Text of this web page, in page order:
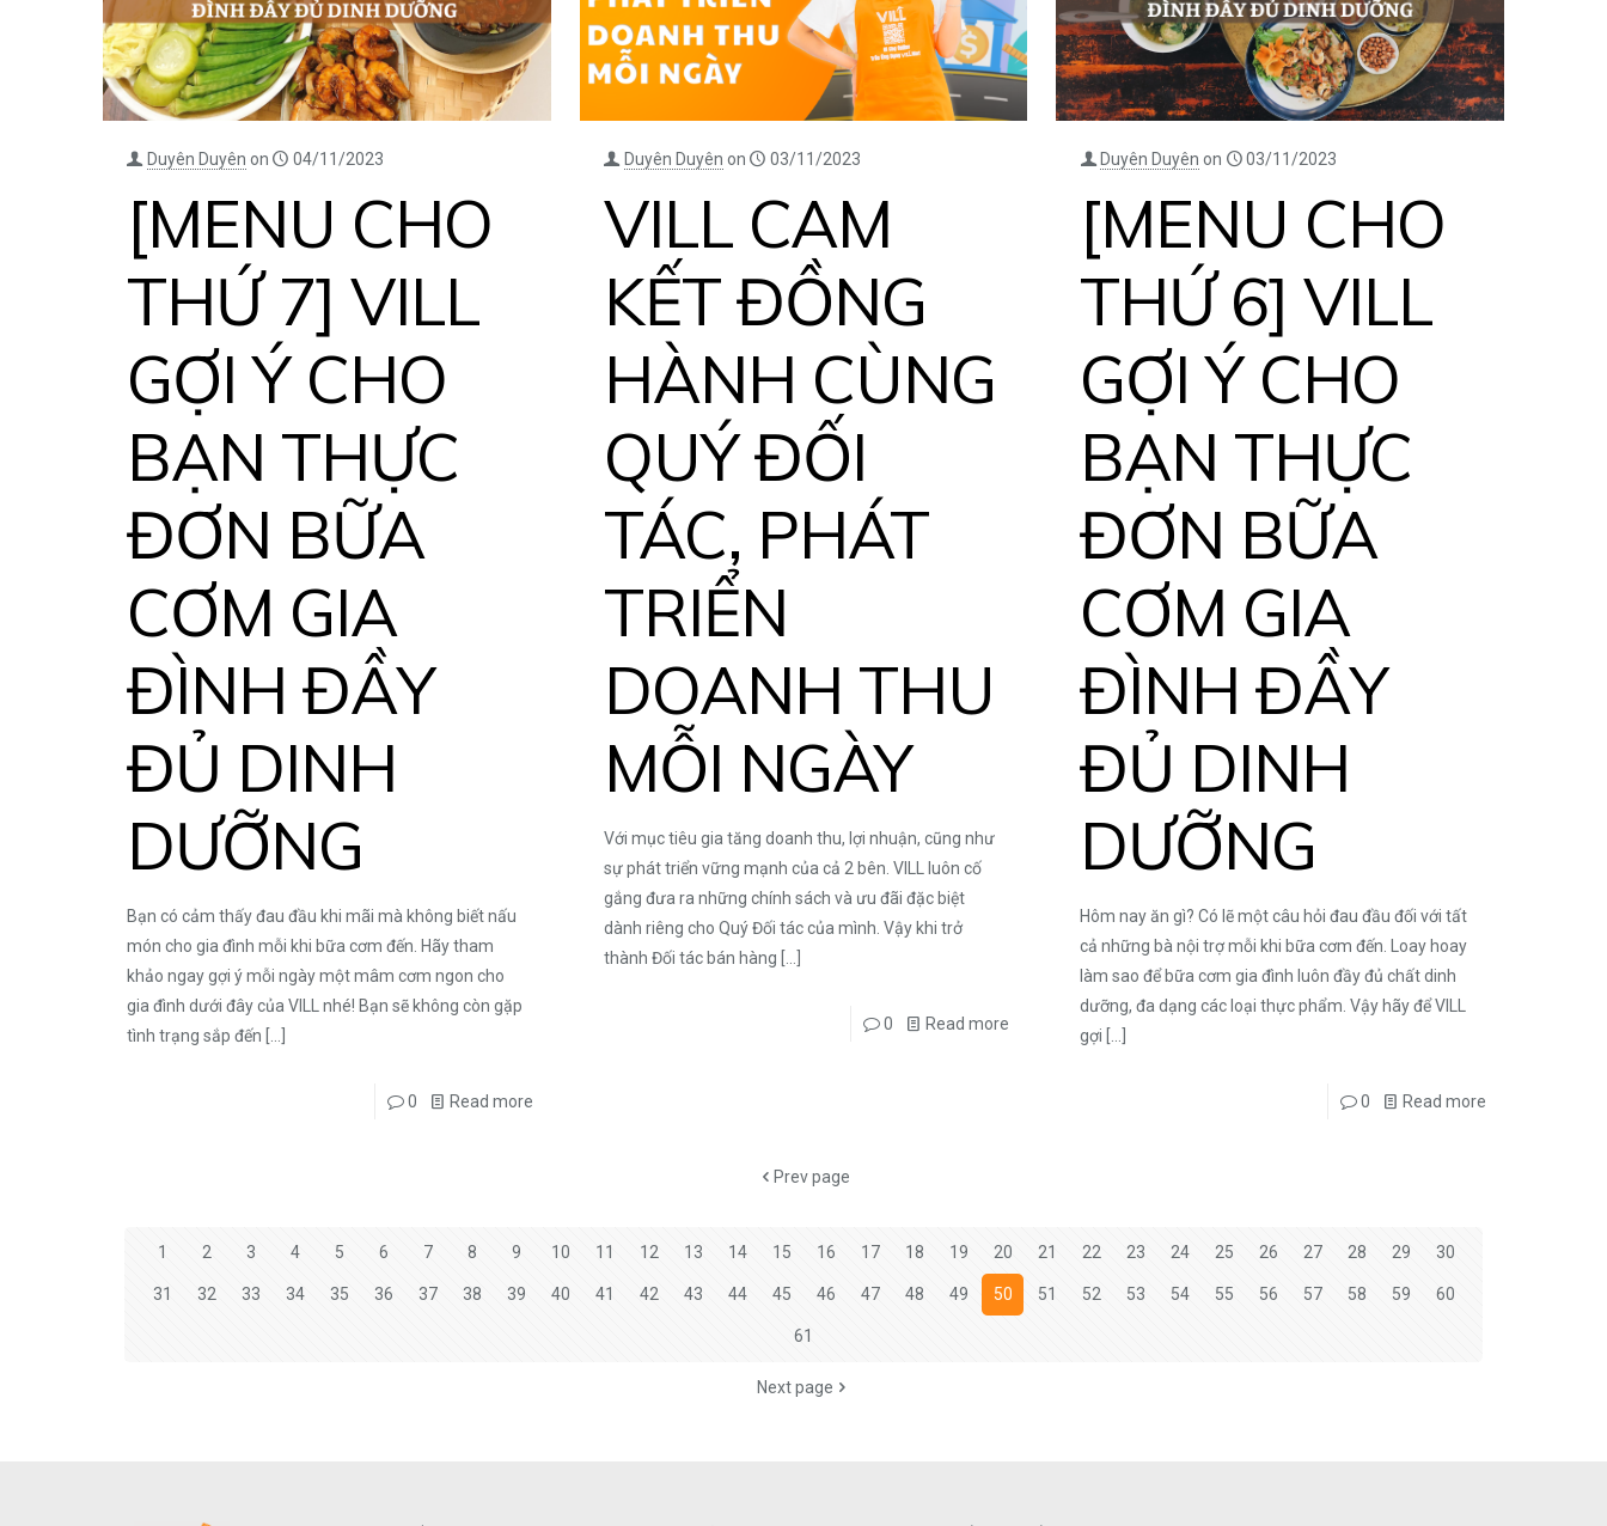
Duyên Duyên on 04/11/2023
[MENU CHO
THỨ 7] VILL
GỢI Ý CHO
BẠN THỰC
ĐƠN BỮA
CƠM GIA
ĐÌNH ĐẦY
ĐỦ DINH
DƯỠNG
Bạn có cảm thấy đau đầu khi mãi mà không biết nấu
món cho gia đình mỗi khi bữa cơm đến. Hãy tham
khảo ngay gợi ý mỗi ngày một mâm cơm ngon cho
gia đình dưới đây của VILL nhé! Bạn sẽ không còn gặp
tình trạng sắp đến […]
0 Read more
Duyên Duyên on 03/11/2023
VILL CAM
KẾT ĐỒNG
HÀNH CÙNG
QUÝ ĐỐI
TÁC, PHÁT
TRIỂN
DOANH THU
MỖI NGÀY
Với mục tiêu gia tăng doanh thu, lợi nhuận, cũng như
sự phát triển vững mạnh của cả 2 bên. VILL luôn cố
gắng đưa ra những chính sách và ưu đãi đặc biệt
dành riêng cho Quý Đối tác của mình. Vậy khi trở
thành Đối tác bán hàng […]
0 Read more
Duyên Duyên on 03/11/2023
[MENU CHO
THỨ 6] VILL
GỢI Ý CHO
BẠN THỰC
ĐƠN BỮA
CƠM GIA
ĐÌNH ĐẦY
ĐỦ DINH
DƯỠNG
Hôm nay ăn gì? Có lẽ một câu hỏi đau đầu đối với tất
cả những bà nội trợ mỗi khi bữa cơm đến. Loay hoay
làm sao để bữa cơm gia đình luôn đầy đủ chất dinh
dưỡng, đa dạng các loại thực phẩm. Vậy hãy để VILL
gợi […]
0 Read more
Prev page
1 2 3 4 5 6 7 8 9 10 11 12 13 14 15 16 17 18 19 20 21 22 23 24 25 26 27 28 29 30
31 32 33 34 35 36 37 38 39 40 41 42 43 44 45 46 47 48 49 50 51 52 53 54 55 56 57 58 59 60
61
Next page